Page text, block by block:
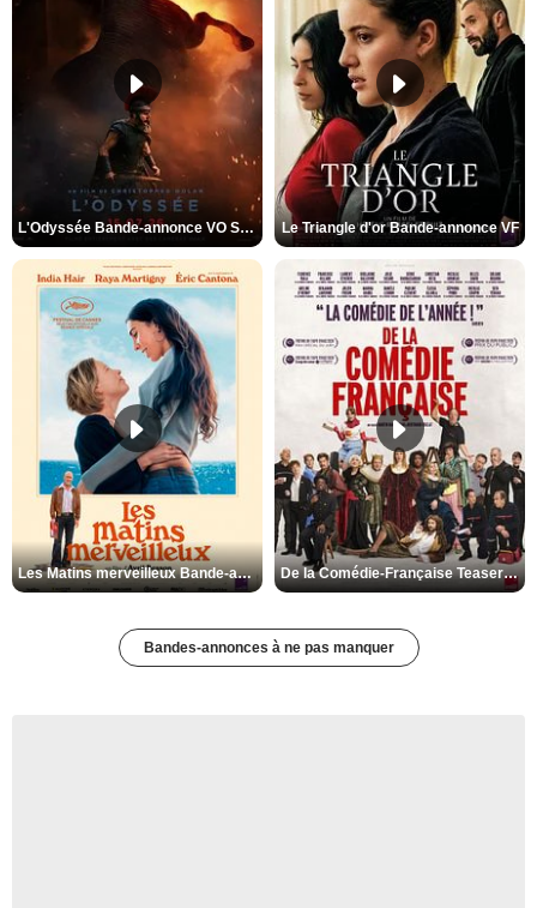
L'Odyssée Bande-annonce VO STFR Le Triangle d'or Bande-annonce VF
Les Matins merveilleux Bande-annonce VF De la Comédie-Française Teaser VF
Bandes-annonces à ne pas manquer